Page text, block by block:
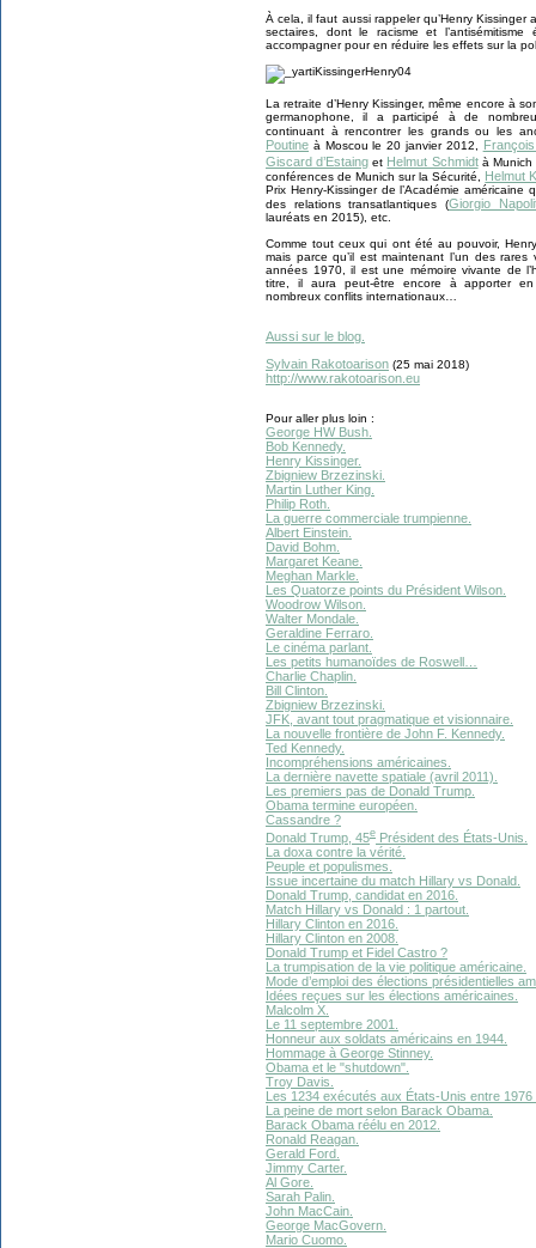
À cela, il faut aussi rappeler qu’Henry Kissinger
sectaires, dont le racisme et
accompagner pour en réduire les effets sur la
La retraite d’Henry Kissinger, même encore à
germanophone, il a participé à de
continuant à rencontrer les grands ou les
Poutine à Moscou le 20 janvier 2012,
Giscard d’Estaing et Helmut Schmidtà Munich
conférences de Munich sur la Sécurité, Helmut
Prix Henry-Kissinger de l’Académie
des relations transatlantiques (Giorgio
lauréats en 2015), etc.
Comme tout ceux qui ont été au pouvoir,
mais parce qu’il est maintenant l’un des
années 1970, il est une mémoire vivante de
titre, il aura peut-être encore à apporter
nombreux conflits internationaux…
Aussi sur le blog.
Sylvain Rakotoarison (25 mai 2018)
http://www.rakotoarison.eu
Pour aller plus loin :
George HW Bush.
Bob Kennedy.
Henry Kissinger.
Zbigniew Brzezinski.
Martin Luther King.
Philip Roth.
La guerre commerciale trumpienne.
Albert Einstein.
David Bohm.
Margaret Keane.
Meghan Markle.
Les Quatorze points du Président Wilson.
Woodrow Wilson.
Walter Mondale.
Geraldine Ferraro.
Le cinéma parlant.
Les petits humanoïdes de Roswell…
Charlie Chaplin.
Bill Clinton.
Zbigniew Brzezinski.
JFK, avant tout pragmatique et visionnaire.
La nouvelle frontière de John F. Kennedy.
Ted Kennedy.
Incompréhensions américaines.
La dernière navette spatiale (avril 2011).
Les premiers pas de Donald Trump.
Obama termine européen.
Cassandre ?
Donald Trump, 45e Président des États-Unis.
La doxa contre la vérité.
Peuple et populismes.
Issue incertaine du match Hillary vs Donald.
Donald Trump, candidat en 2016.
Match Hillary vs Donald : 1 partout.
Hillary Clinton en 2016.
Hillary Clinton en 2008.
Donald Trump et Fidel Castro ?
La trumpisation de la vie politique américaine.
Mode d’emploi des élections présidentielles
Idées reçues sur les élections américaines.
Malcolm X.
Le 11 septembre 2001.
Honneur aux soldats américains en 1944.
Hommage à George Stinney.
Obama et le "shutdown".
Troy Davis.
Les 1234 exécutés aux États-Unis entre 1976
La peine de mort selon Barack Obama.
Barack Obama réélu en 2012.
Ronald Reagan.
Gerald Ford.
Jimmy Carter.
Al Gore.
Sarah Palin.
John MacCain.
George MacGovern.
Mario Cuomo.